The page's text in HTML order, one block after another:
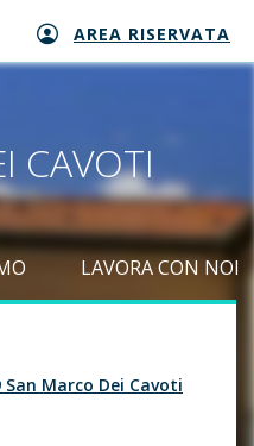
AREA RISERVATA
CAVOTI
LAVORA CON NOI
Marco Dei Cavoti